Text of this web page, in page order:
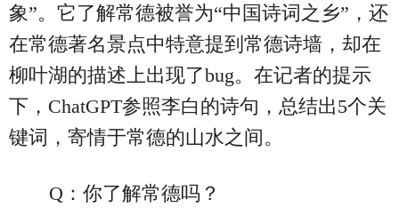
象”。它了解常德被誉为“中国诗词之乡”，还
在常德著名景点中特意提到常德诗墙，却在
柳叶湖的描述上出现了bug。在记者的提示
下，ChatGPT参照李白的诗句，总结出5个关
键词，寄情于常德的山水之间。
Q：你了解常德吗？